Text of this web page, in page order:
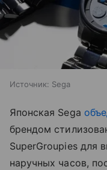
Источник: Sega
Японская Sega
брендом
SuperGroupies для
наручных часов,